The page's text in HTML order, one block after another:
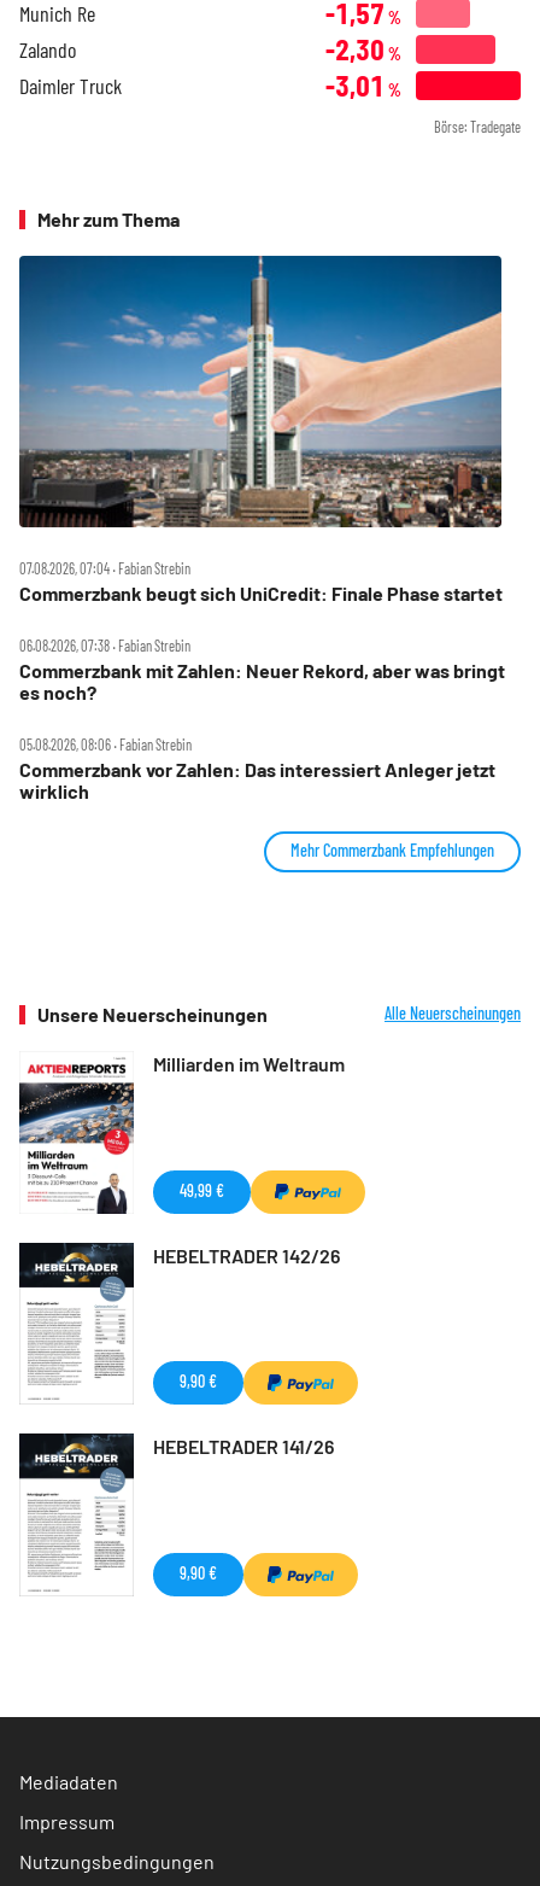
Munich Re -1,57 %
Zalando -2,30 %
Daimler Truck -3,01 %
Börse: Tradegate
Mehr zum Thema
07.08.2026, 07:04 ‧ Fabian Strebin
Commerzbank beugt sich UniCredit: Finale Phase startet
06.08.2026, 07:38 ‧ Fabian Strebin
Commerzbank mit Zahlen: Neuer Rekord, aber was bringt
es noch?
05.08.2026, 08:06 ‧ Fabian Strebin
Commerzbank vor Zahlen: Das interessiert Anleger jetzt
wirklich
Mehr Commerzbank Empfehlungen
Unsere Neuerscheinungen Alle Neuerscheinungen
Milliarden im Weltraum
49,99 €
HEBELTRADER 142/26
9,90 €
HEBELTRADER 141/26
9,90 €
Mediadaten
Impressum
Nutzungsbedingungen